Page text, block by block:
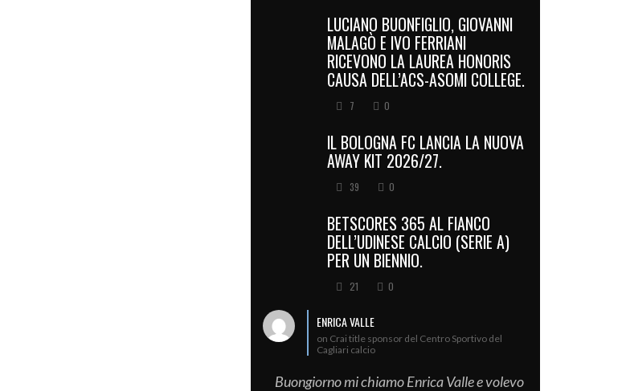
LUCIANO BUONFIGLIO, GIOVANNI
MALAGÒ E IVO FERRIANI
RICEVONO LA LAUREA HONORIS
CAUSA DELL’ACS-ASOMI COLLEGE.
7 0
IL BOLOGNA FC LANCIA LA NUOVA
AWAY KIT 2026/27.
39 0
BETSCORES 365 AL FIANCO
DELL’UDINESE CALCIO (SERIE A)
PER UN BIENNIO.
21 0
ENRICA VALLE
on Crai title sponsor del Centro Sportivo del
Cagliari calcio
Buongiorno mi chiamo Enrica Valle e volevo